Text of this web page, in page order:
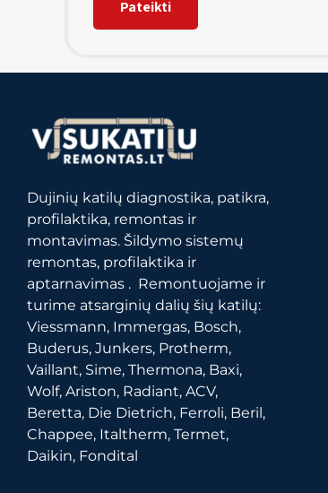
Dujinių katilų diagnostika, patikra,
profilaktika, remontas ir
montavimas. Šildymo sistemų
remontas, profilaktika ir
aptarnavimas . Remontuojame ir
turime atsarginių dalių šių katilų:
Viessmann, Immergas, Bosch,
Buderus, Junkers, Protherm,
Vaillant, Sime, Thermona, Baxi,
Wolf, Ariston, Radiant, ACV,
Beretta, Die Dietrich, Ferroli, Beril,
Chappee, Italtherm, Termet,
Daikin, Fondital